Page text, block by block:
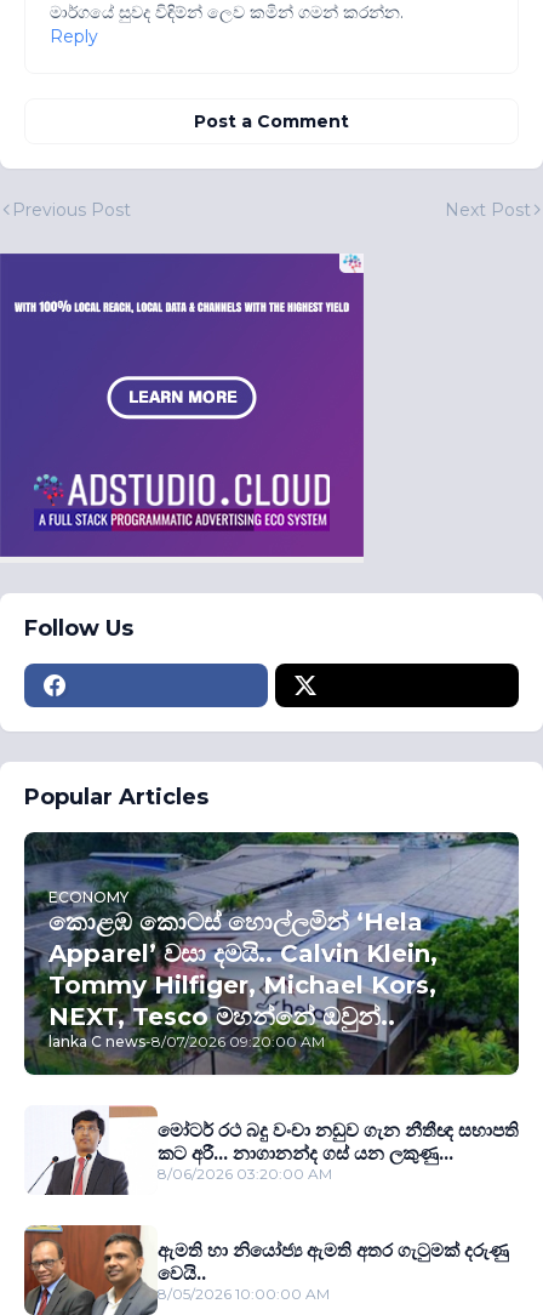
මාර්ගයේ සුවද විඳිම්න් ලෙව කමින් ගමන් කරන්න.
Reply
Post a Comment
Previous Post Next Post
Follow Us
Popular Articles
ECONOMY
කොළඹ කොටස් හොල්ලමින් ‘Hela
Apparel’ වසා දමයි.. Calvin Klein,
Tommy Hilfiger, Michael Kors,
NEXT, Tesco මහන්නේ ඔවුන්..
lanka C news-8/07/2026 09:20:00 AM
මෝටර් රථ බදු වංචා නඩුව ගැන නීතීඥ සභාපති
කට අරී... නාගානන්ද ගස් යන ලකුණු...
8/06/2026 03:20:00 AM
ඇමති හා නියෝජ්‍ය ඇමති අතර ගැටුමක් දරුණු
වෙයි..
8/05/2026 10:00:00 AM